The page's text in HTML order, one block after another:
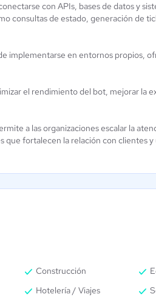
con APIs, bases de datos y
consultas de estado, generación de
implementarse en entornos propios,
el rendimiento del bot, mejorar la
a las organizaciones escalar la
fortalecen la relación con clientes y
Construcción
Hotelería / Viajes